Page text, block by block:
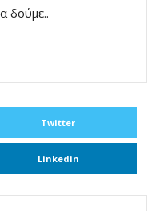
δούμε..
Twitter
Linkedin